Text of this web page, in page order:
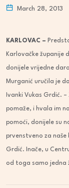
March 28, 2013
KARLOVAC –
Karlovačke županije
donijele vrijedne
Murganić uručila je
Ivanki Vukas Grdić.
pomaže, i hvala im
pomoći, donijele su
prvenstveno za naše
Grdić. Inače, u
od toga samo jedna